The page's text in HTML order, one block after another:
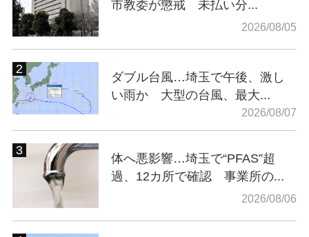
市教委が懲戒 未払い分...
2026/08/05
ダブル台風…埼玉で午後、激し
い雨か 大型の台風、最大...
2026/08/07
体へ悪影響…埼玉で“PFAS”超
過、12カ所で確認 事業所の...
2026/08/06